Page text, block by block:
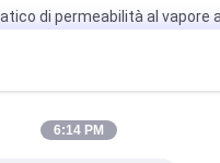
di permeabilità al vapore
il tester resistente di
scatola di cartone
tester di forza di Pierce del
6:14 PM